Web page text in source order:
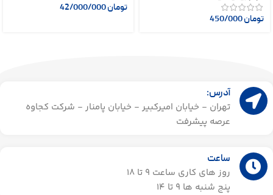
تومان
تومان
آدرس:
تهران - خیابان امیرکبیر - خیابان پامنار - شرکت کجاوه
عرصه پیشرفت
ساعت
روز های کاری ساعت ۹ تا 18
پنج شنبه ها 9 تا 14​